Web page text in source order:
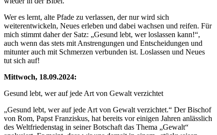
Wer es lernt, alte Pfade zu verlassen, der nur wird sich
weiterentwickeln, Neues erleben und dabei wachsen und reifen. Für
mich stimmt daher der Satz: „Gesund lebt, wer loslassen kann!“,
auch wenn das stets mit Anstrengungen und Entscheidungen und
mitunter auch mit Schmerzen verbunden ist. Loslassen und Neues
tut sich auf!
Mittwoch, 18.09.2024:
Gesund lebt, wer auf jede Art von Gewalt verzichtet
„Gesund lebt, wer auf jede Art von Gewalt verzichtet.“ Der Bischof
von Rom, Papst Franziskus, hat bereits vor einigen Jahren anlässlich
des Weltfriedenstag in seiner Botschaft das Thema „Gewalt“